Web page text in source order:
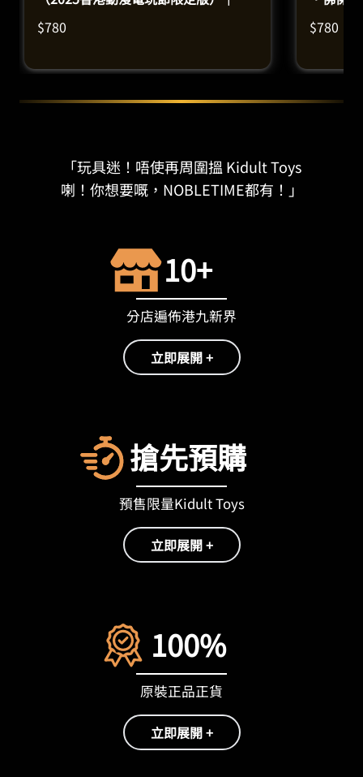
$780 $780
「玩具迷！唔使再周圍搵 Kidult Toys
喇！你想要嘅，NOBLETIME都有！」
10+
分店遍佈港九新界
立即展開 +
搶先預購
預售限量Kidult Toys
立即展開 +
100%
原裝正品正貨
立即展開 +